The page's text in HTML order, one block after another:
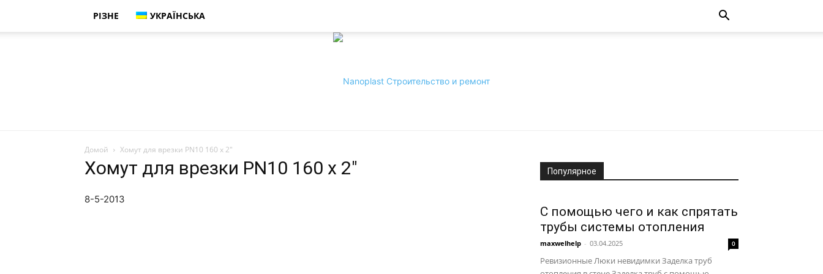
РІЗНЕ УКРАЇНСЬКА
Домой Хомут для врезки PN10 160 x 2″
Хомут для врезки PN10 160 x 2″
8-5-2013
Популярное
С помощью чего и как спрятать
трубы системы отопления
maxwelhelp - 03.04.2025 0
Ревизионные Люки невидимки Заделка труб